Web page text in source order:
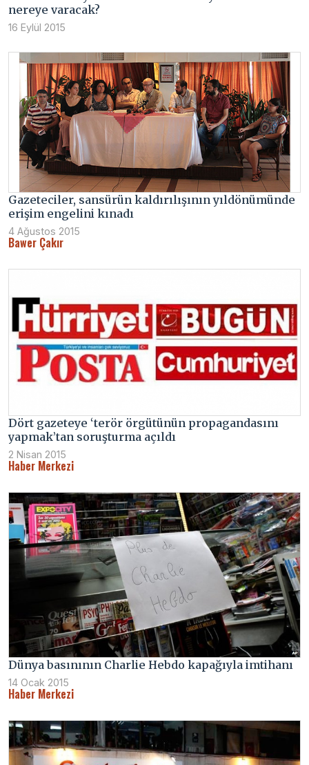
nereye varacak?
16 Eylül 2015
Gazeteciler, sansürün kaldırılışının yıldönümünde
erişim engelini kınadı
4 Ağustos 2015
Bawer Çakır
Dört gazeteye ‘terör örgütünün propagandasını
yapmak’tan soruşturma açıldı
2 Nisan 2015
Haber Merkezi
Dünya basınının Charlie Hebdo kapağıyla imtihanı
14 Ocak 2015
Haber Merkezi